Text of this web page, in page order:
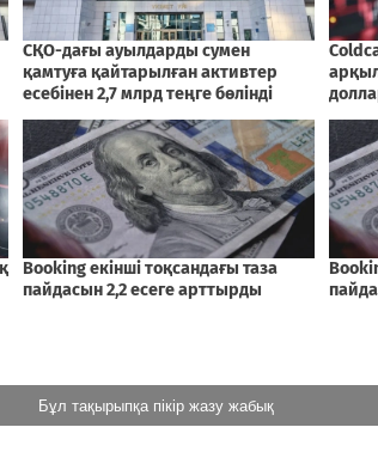
Бұл тақырыпқа пікір жазу жабық